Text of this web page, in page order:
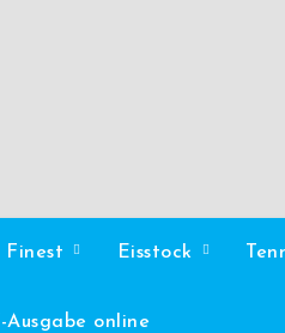
Finest Eisstock
Ausgabe online